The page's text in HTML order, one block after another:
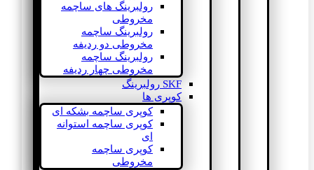
رولبرینگ های ساچمه
مخروطی
رولبرینگ ساچمه
مخروطی دو ردیفه
رولبرینگ ساچمه
مخروطی چهار ردیفه
SKF رولبرینگ
کوپری ها
کوپری ساچمه بشکه ای
کوپری ساچمه استوانه
ای
کوپری ساچمه
مخروطی